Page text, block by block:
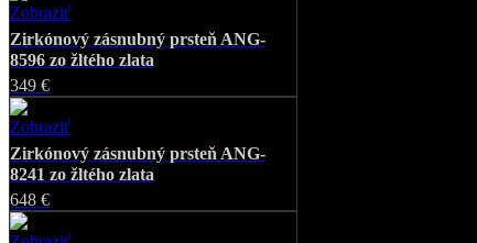
Zobraziť
Zirkónový zásnubný prsteň ANG-
8596 zo žltého zlata
349 €
Zobraziť
Zirkónový zásnubný prsteň ANG-
8241 zo žltého zlata
648 €